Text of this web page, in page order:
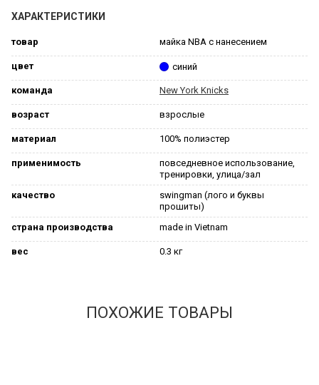
ХАРАКТЕРИСТИКИ
товар майка NBA с нанесением
цвет синий
команда New York Knicks
возраст взрослые
материал 100% полиэстер
применимость
повседневное использование,
тренировки, улица/зал
качество
swingman (лого и буквы
прошиты)
страна производства
made in Vietnam
вес 0.3 кг
ПОХОЖИЕ ТОВАРЫ